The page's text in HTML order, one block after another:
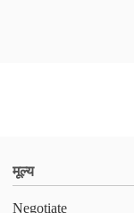
मूल्य
Negotiate